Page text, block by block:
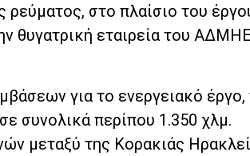
στο πλαίσιο του
θυγατρική εταιρεία του
για το ενεργειακό έργο,
συνολικά περίπου 1.350 χλμ.
μεταξύ της Κορακιάς